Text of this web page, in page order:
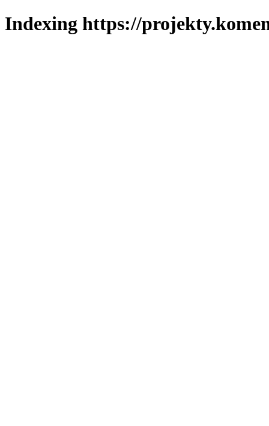
Indexing https://